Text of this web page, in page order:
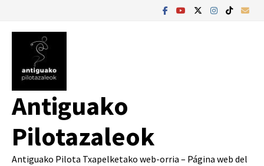
contenido
Antiguako
Pilotazaleok
Antiguako Pilota Txapelketako web-orria – Página web del